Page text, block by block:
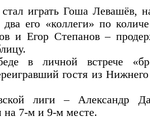
играть Гоша Левашёв,
его «коллеги» по
и Егор Степанов –
в личной встрече
гостя из
лиги – Александр
7-м и 9-м месте.